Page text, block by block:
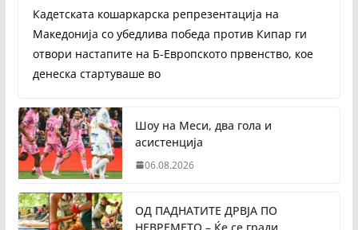
Кадетската кошаркарска репрезентација на
Македонија со убедлива победа против Кипар ги
отвори настапите на Б-Европското првенство, кое
денеска стартуваше во
Шоу на Меси, два гола и
асистенција
06.08.2026
ОД ПАДНАТИТЕ ДРВЈА ПО